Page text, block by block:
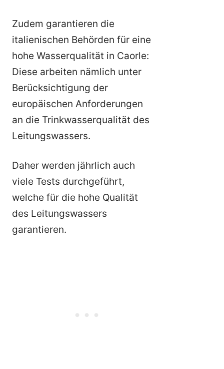
Zudem garantieren die
italienischen Behörden für eine
hohe Wasserqualität in Caorle:
Diese arbeiten nämlich unter
Berücksichtigung der
europäischen Anforderungen
an die Trinkwasserqualität des
Leitungswassers.
Daher werden jährlich auch
viele Tests durchgeführt,
welche für die hohe Qualität
des Leitungswassers
garantieren.